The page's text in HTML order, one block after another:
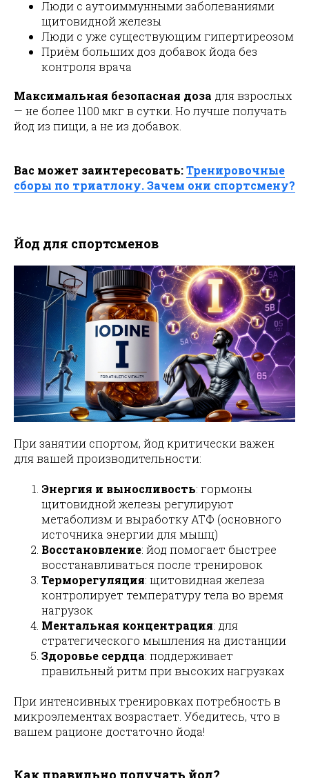
Люди с аутоиммунными заболеваниями
щитовидной железы
Люди с уже существующим гипертиреозом
Приём больших доз добавок йода без
контроля врача
Максимальная безопасная доза для взрослых
— не более 1100 мкг в сутки. Но лучше получать
йод из пищи, а не из добавок.
Вас может заинтересовать:Тренировочные
сборы по триатлону. Зачем они спортсмену?
Йод для спортсменов
При занятии спортом, йод критически важен
для вашей производительности:
Энергия и выносливость: гормоны
щитовидной железы регулируют
метаболизм и выработку АТФ (основного
источника энергии для мышц)
Восстановление: йод помогает быстрее
восстанавливаться после тренировок
Терморегуляция: щитовидная железа
контролирует температуру тела во время
нагрузок
Ментальная концентрация: для
стратегического мышления на дистанции
Здоровье сердца: поддерживает
правильный ритм при высоких нагрузках
При интенсивных тренировках потребность в
микроэлементах возрастает. Убедитесь, что в
вашем рационе достаточно йода!